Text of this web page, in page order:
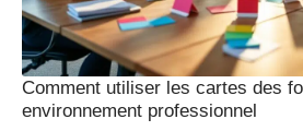
Comment utiliser les cartes des
environnement professionnel